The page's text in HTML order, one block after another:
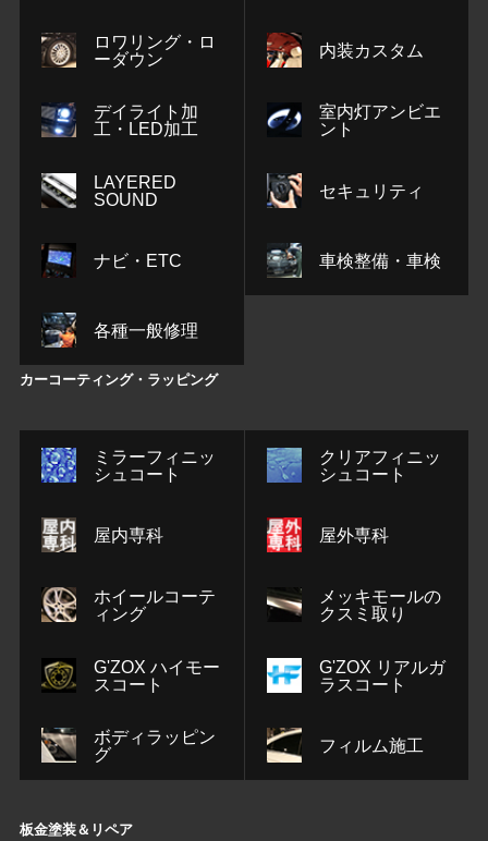
ロワリング・ロ
ーダウン
内装カスタム
デイライト加
工・LED加工
室内灯アンビエ
ント
LAYERED
SOUND
セキュリティ
ナビ・ETC 車検整備・車検
各種一般修理
カーコーティング・ラッピング
ミラーフィニッ
シュコート
クリアフィニッ
シュコート
屋内専科 屋外専科
ホイールコーテ
ィング
メッキモールの
クスミ取り
G'ZOX ハイモー
スコート
G'ZOX リアルガ
ラスコート
ボディラッピン
グ
フィルム施工
板金塗装＆リペア